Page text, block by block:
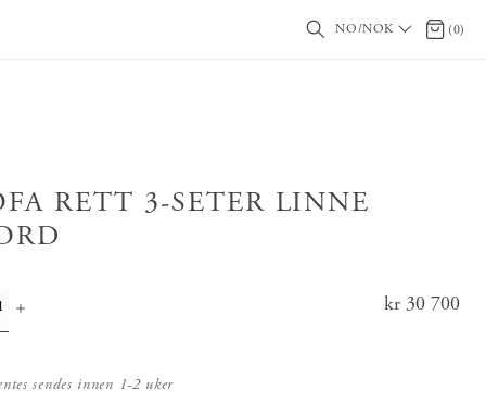
NO/NOK 0 (0)
RETT 3-SETER LINNE
Pris:
kr 30 700
sendes innen 1-2 uker